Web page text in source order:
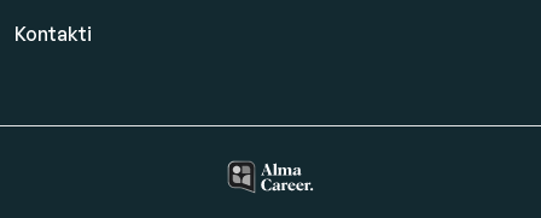
Kontakti